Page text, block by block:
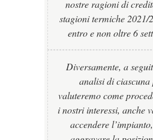
nostre ragioni di
stagioni termiche 2021/
entro e non oltre 6
Diversamente, a
analisi di ciascuna
valuteremo come
i nostri interessi, anche
accendere